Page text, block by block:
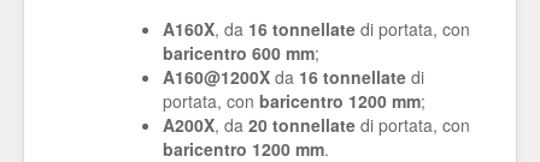
A160X, da 16 tonnellate di portata, con
baricentro 600 mm;
A160@1200X da 16 tonnellate di
portata, con baricentro 1200 mm;
A200X, da 20 tonnellate di portata, con
baricentro 1200 mm.